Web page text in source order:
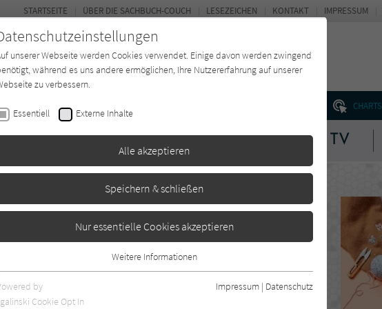
CHARTS
Verlage Magazin Kino & TV
STARTSEITE ÜBER DIE SACHBUCH-COUCH LESEZEICHEN KONTAKT IMPRESSUM
stylish
unserer Webseite werden Cookies verwendet. Einige davon werden zwingend
während es uns andere ermöglichen, Ihre Nutzererfahrung auf unserer
zu verbessern.
Essentiell Externe Inhalte
Alle akzeptieren
Speichern & schließen
Nur essentielle Cookies akzeptieren
Essentielle Cookies werden für grundlegende Funktionen der Webseite
benötigt. Dadurch ist gewährleistet, dass die Webseite einwandfrei
Weitere Informationen
by
Cookie Opt In
Impressum | Datenschutz